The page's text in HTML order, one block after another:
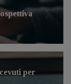
per